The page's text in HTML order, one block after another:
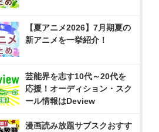
【夏アニメ2026】7月期夏の
新アニメを一挙紹介！
芸能界を志す10代～20代を
応援！オーディション・スク
ール情報はDeview
漫画読み放題サブスクおすす